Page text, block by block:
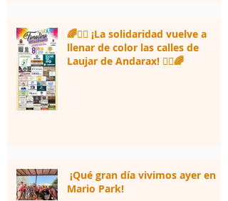
🌈🏃‍♀️ ¡La solidaridad vuelve a
llenar de color las calles de
Laujar de Andarax! 🏃‍♂️🌈
¡Qué gran día vivimos ayer en
Mario Park!